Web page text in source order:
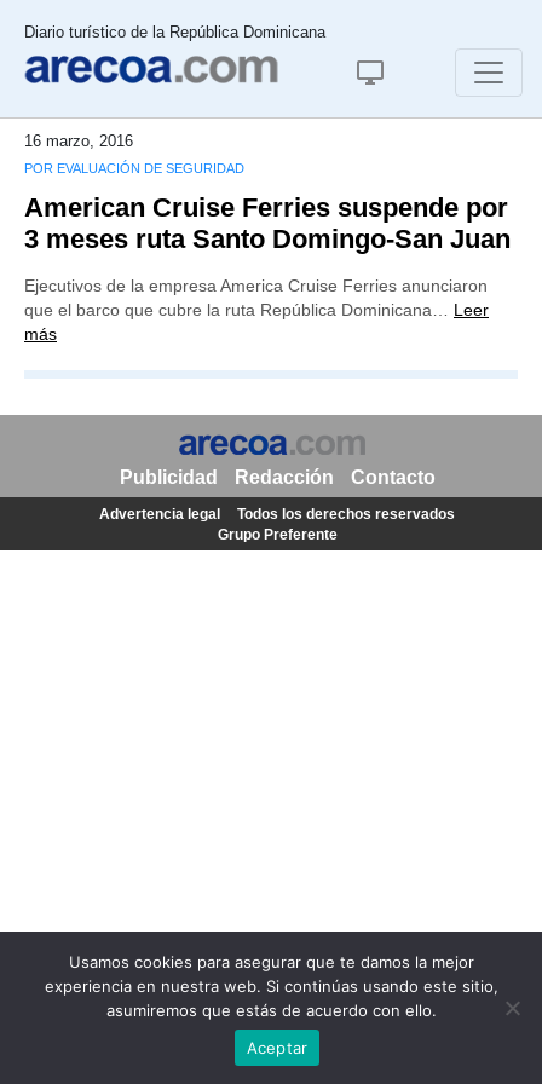
Diario turístico de la República Dominicana
16 marzo, 2016
POR EVALUACIÓN DE SEGURIDAD
American Cruise Ferries suspende por
3 meses ruta Santo Domingo-San Juan
Ejecutivos de la empresa America Cruise Ferries anunciaron
que el barco que cubre la ruta República Dominicana… Leer
más
Usamos cookies para asegurar que te damos la mejor
experiencia en nuestra web. Si continúas usando este sitio,
asumiremos que estás de acuerdo con ello.
Aceptar
Publicidad Redacción Contacto
Advertencia legal
Todos los derechos reservados
Grupo Preferente